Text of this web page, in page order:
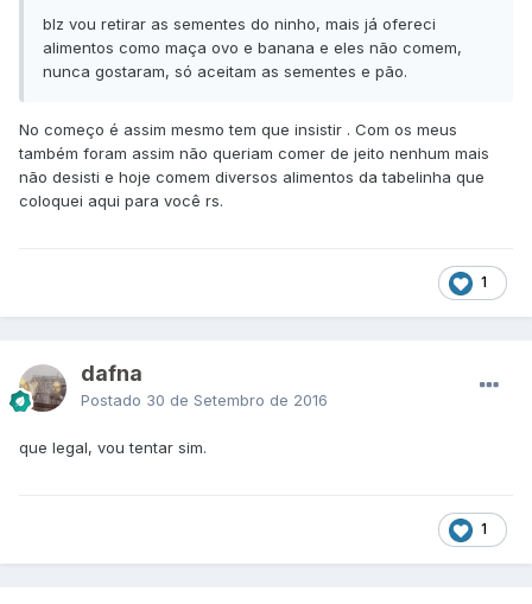
blz vou retirar as sementes do ninho, mais já ofereci
alimentos como maça ovo e banana e eles não comem,
nunca gostaram, só aceitam as sementes e pão.
No começo é assim mesmo tem que insistir . Com os meus
também foram assim não queriam comer de jeito nenhum mais
não desisti e hoje comem diversos alimentos da tabelinha que
coloquei aqui para você rs.
1
dafna
Postado 30 de Setembro de 2016
que legal, vou tentar sim.
1